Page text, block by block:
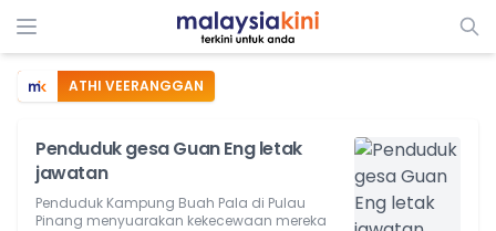
ATHI VEERANGGAN
Penduduk gesa Guan Eng letak
jawatan
Penduduk Kampung Buah Pala di Pulau
Pinang menyuarakan kekecewaan mereka